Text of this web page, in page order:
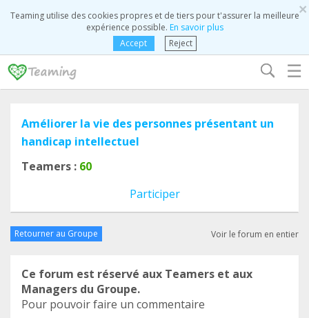
×
Teaming utilise des cookies propres et de tiers pour t'assurer la meilleure
expérience possible. En savoir plus
Accept
Reject
☰
Améliorer la vie des personnes présentant un
handicap intellectuel
Teamers : 60
Participer
Retourner au Groupe Voir le forum en entier
Ce forum est réservé aux Teamers et aux
Managers du Groupe.
Pour pouvoir faire un commentaire